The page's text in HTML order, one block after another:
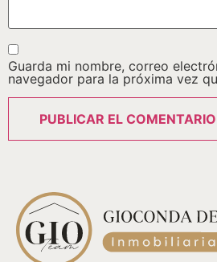
Guarda mi nombre, correo
navegador para la próxima vez